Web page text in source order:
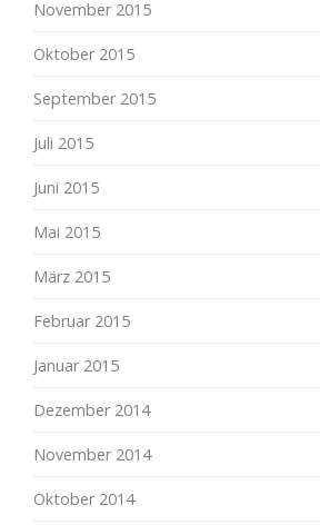
November 2015
Oktober 2015
September 2015
Juli 2015
Juni 2015
Mai 2015
März 2015
Februar 2015
Januar 2015
Dezember 2014
November 2014
Oktober 2014